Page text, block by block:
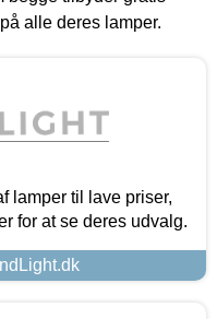
alle deres lamper.
lamper til lave priser,
for at se deres udvalg.